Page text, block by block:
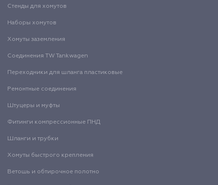
Стенды для хомутов
Наборы хомутов
Хомуты заземления
Соединения TW Tankwagen
Переходники для шланга пластиковые
Ремонтные соединения
Штуцеры и муфты
Фитинги компрессионные ПНД
Шланги и трубки
Хомуты быстрого крепления
Ветошь и обтирочное полотно